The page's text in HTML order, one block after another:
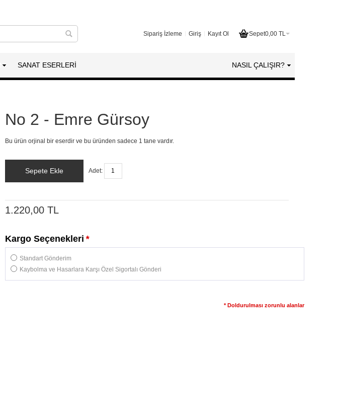
Sepet0,00 TL
Sipariş İzleme Giriş Kayıt Ol
SANAT ESERLERI NASIL ÇALIŞIR?
No 2 - Emre Gürsoy
Bu ürün orjinal bir eserdir ve bu üründen sadece 1 tane vardır.
Sepete Ekle Adet:
1.220,00 TL
*
Kargo Seçenekleri
Standart Gönderim
Kaybolma ve Hasarlara Karşı Özel Sigortalı Gönderi
* Doldurulması zorunlu alanlar